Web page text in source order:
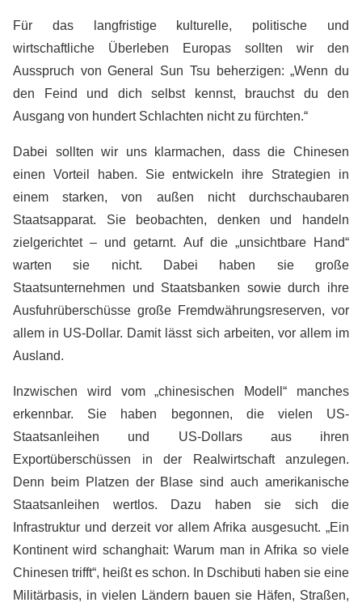
Für das langfristige kulturelle, politische und
wirtschaftliche Überleben Europas sollten wir den
Ausspruch von General Sun Tsu beherzigen: „Wenn du
den Feind und dich selbst kennst, brauchst du den
Ausgang von hundert Schlachten nicht zu fürchten.“
Dabei sollten wir uns klarmachen, dass die Chinesen
einen Vorteil haben. Sie entwickeln ihre Strategien in
einem starken, von außen nicht durchschaubaren
Staatsapparat. Sie beobachten, denken und handeln
zielgerichtet – und getarnt. Auf die „unsichtbare Hand“
warten sie nicht. Dabei haben sie große
Staatsunternehmen und Staatsbanken sowie durch ihre
Ausfuhrüberschüsse große Fremdwährungsreserven, vor
allem in US-Dollar. Damit lässt sich arbeiten, vor allem im
Ausland.
Inzwischen wird vom „chinesischen Modell“ manches
erkennbar. Sie haben begonnen, die vielen US-
Staatsanleihen und US-Dollars aus ihren
Exportüberschüssen in der Realwirtschaft anzulegen.
Denn beim Platzen der Blase sind auch amerikanische
Staatsanleihen wertlos. Dazu haben sie sich die
Infrastruktur und derzeit vor allem Afrika ausgesucht. „Ein
Kontinent wird schanghait: Warum man in Afrika so viele
Chinesen trifft“, heißt es schon. In Dschibuti haben sie eine
Militärbasis, in vielen Ländern bauen sie Häfen, Straßen,